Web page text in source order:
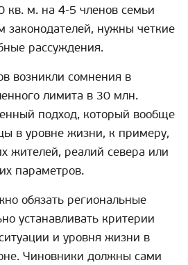
кв. м. на 4-5 членов семьи
законодателей, нужны четкие
рассуждения.
возникли сомнения в
лимита в 30 млн.
подход, который вообще
в уровне жизни, к примеру,
жителей, реалий севера или
параметров.
обязать региональные
устанавливать критерии
и уровня жизни в
Чиновники должны сами